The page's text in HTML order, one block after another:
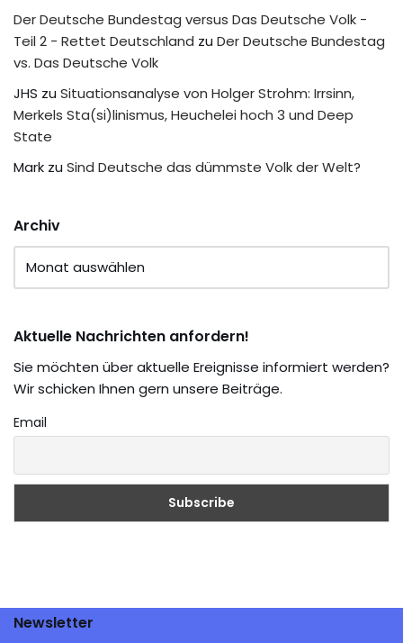
Der Deutsche Bundestag versus Das Deutsche Volk -
Teil 2 - Rettet Deutschland zu Der Deutsche Bundestag
vs. Das Deutsche Volk
JHS zu Situationsanalyse von Holger Strohm: Irrsinn,
Merkels Sta(si)linismus, Heuchelei hoch 3 und Deep
State
Mark zu Sind Deutsche das dümmste Volk der Welt?
Archiv
Aktuelle Nachrichten anfordern!
Sie möchten über aktuelle Ereignisse informiert werden?
Wir schicken Ihnen gern unsere Beiträge.
Email
Newsletter